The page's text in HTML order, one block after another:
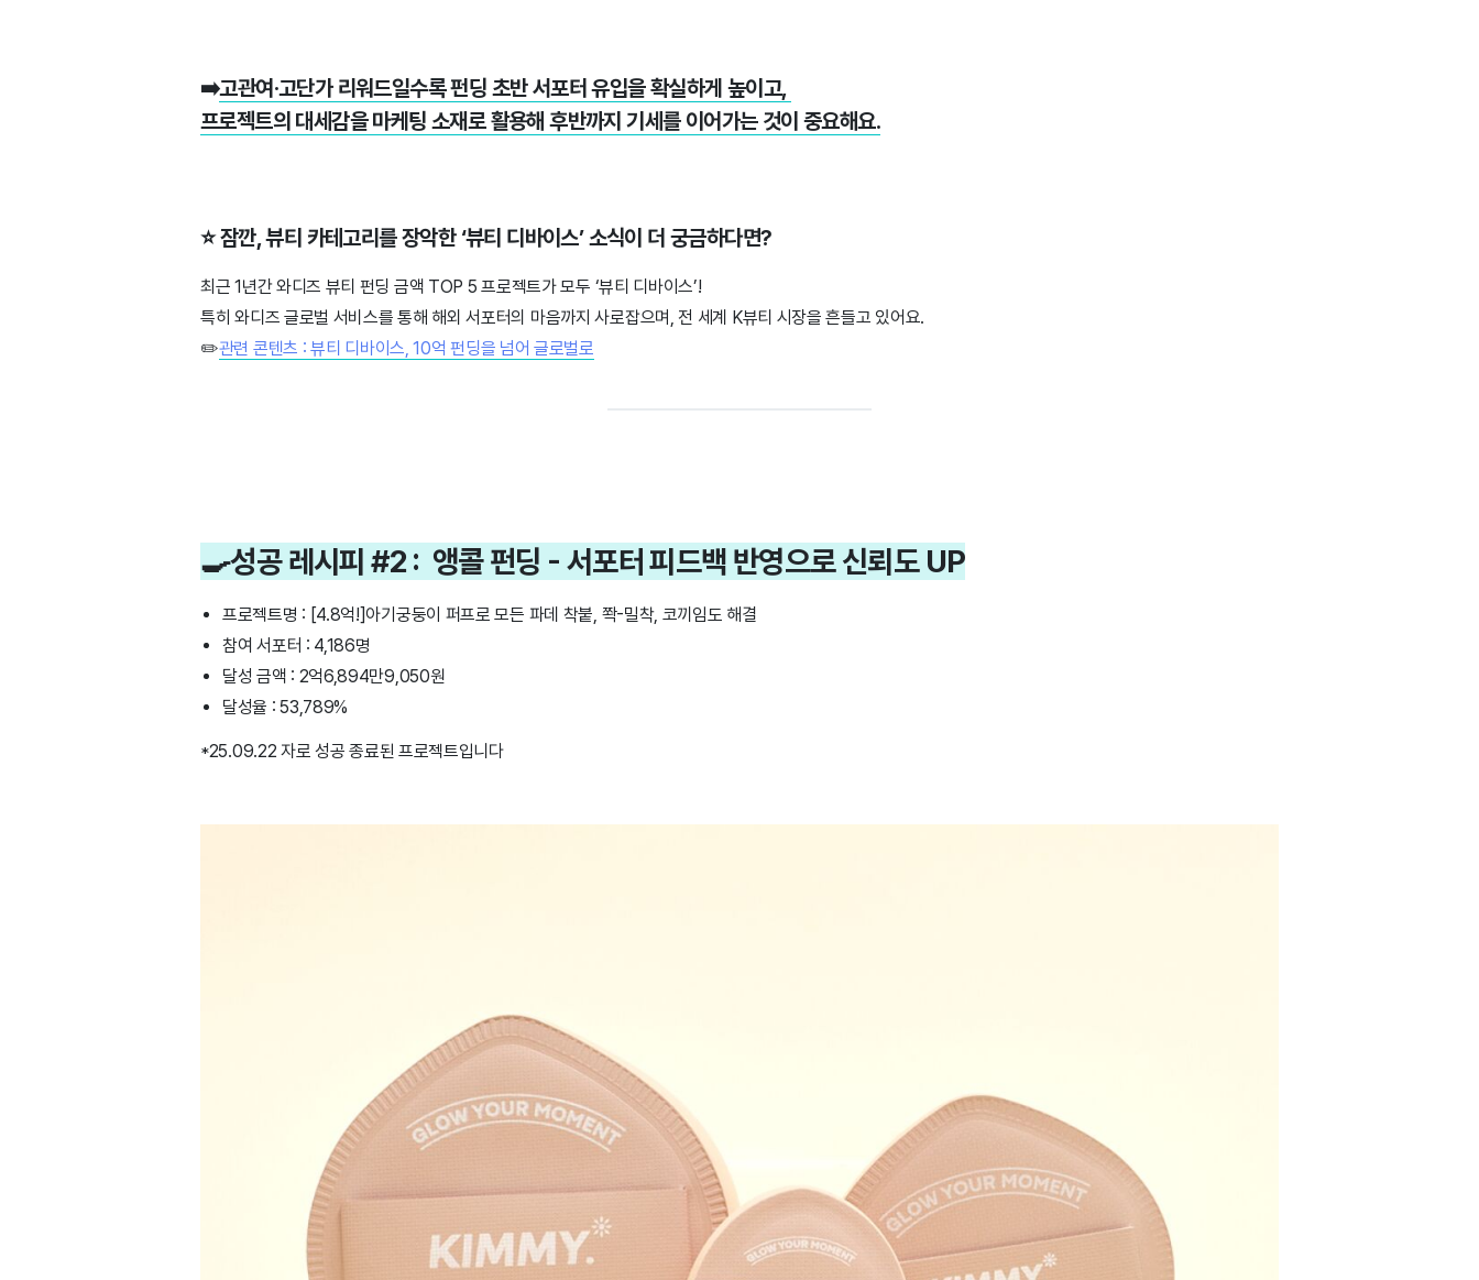
➡️고관여·고단가 리워드일수록 펀딩 초반 서포터 유입을 확실하게 높이고,
프로젝트의 대세감을 마케팅 소재로 활용해 후반까지 기세를 이어가는 것이 중요해요.
⭐ 잠깐, 뷰티 카테고리를 장악한 ‘뷰티 디바이스’ 소식이 더 궁금하다면?
최근 1년간 와디즈 뷰티 펀딩 금액 TOP 5 프로젝트가 모두 ‘뷰티 디바이스’!
특히 와디즈 글로벌 서비스를 통해 해외 서포터의 마음까지 사로잡으며, 전 세계 K뷰티 시장을 흔들고 있어요.
✏️관련 콘텐츠 : 뷰티 디바이스, 10억 펀딩을 넘어 글로벌로
🍳성공 레시피 #2 : 앵콜 펀딩 - 서포터 피드백 반영으로 신뢰도 UP
프로젝트명 : [4.8억!]아기궁둥이 퍼프로 모든 파데 착붙, 쫙-밀착, 코끼임도 해결
참여 서포터 : 4,186명
달성 금액 : 2억6,894만9,050원
달성율 : 53,789%
*25.09.22 자로 성공 종료된 프로젝트입니다